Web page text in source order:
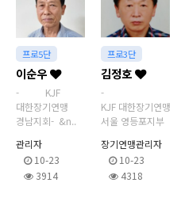
프로5단
이순우
- KJF
대한장기연맹
경남지회- &n..
관리자
10-23
3914
프로3단
김정호
-
KJF 대한장기연맹
서울 영등포지부
장기연맹관리자
10-23
4318